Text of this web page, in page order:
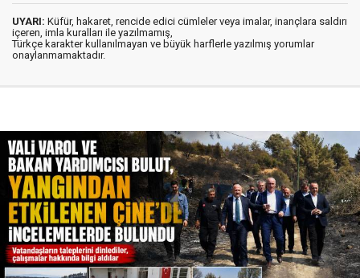
UYARI: Küfür, hakaret, rencide edici cümleler veya imalar, inançlara saldırı
içeren, imla kuralları ile yazılmamış,
Türkçe karakter kullanılmayan ve büyük harflerle yazılmış yorumlar
onaylanmamaktadır.